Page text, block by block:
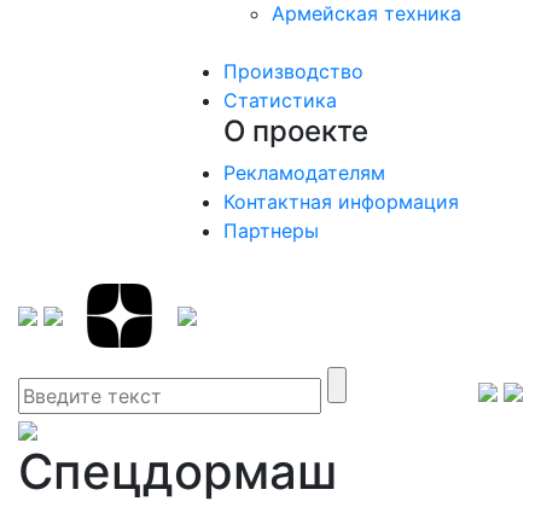
Армейская техника
Производство
Статистика
О проекте
Рекламодателям
Контактная информация
Партнеры
Спецдормаш